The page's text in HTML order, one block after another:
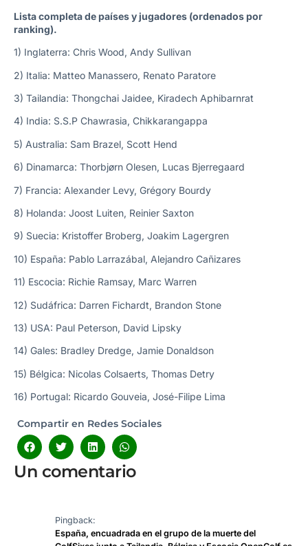
Lista completa de países y jugadores (ordenados por
ranking).
1) Inglaterra: Chris Wood, Andy Sullivan
2) Italia: Matteo Manassero, Renato Paratore
3) Tailandia: Thongchai Jaidee, Kiradech Aphibarnrat
4) India: S.S.P Chawrasia, Chikkarangappa
5) Australia: Sam Brazel, Scott Hend
6) Dinamarca: Thorbjørn Olesen, Lucas Bjerregaard
7) Francia: Alexander Levy, Grégory Bourdy
8) Holanda: Joost Luiten, Reinier Saxton
9) Suecia: Kristoffer Broberg, Joakim Lagergren
10) España: Pablo Larrazábal, Alejandro Cañizares
11) Escocia: Richie Ramsay, Marc Warren
12) Sudáfrica: Darren Fichardt, Brandon Stone
13) USA: Paul Peterson, David Lipsky
14) Gales: Bradley Dredge, Jamie Donaldson
15) Bélgica: Nicolas Colsaerts, Thomas Detry
16) Portugal: Ricardo Gouveia, José-Filipe Lima
Compartir en Redes Sociales
Un comentario
Pingback:
España, encuadrada en el grupo de la muerte del